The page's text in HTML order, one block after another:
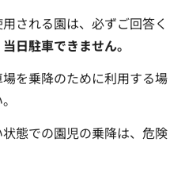
される園は、必ずご回答く
日駐車できません。
を乗降のために利用する場
態での園児の乗降は、危険